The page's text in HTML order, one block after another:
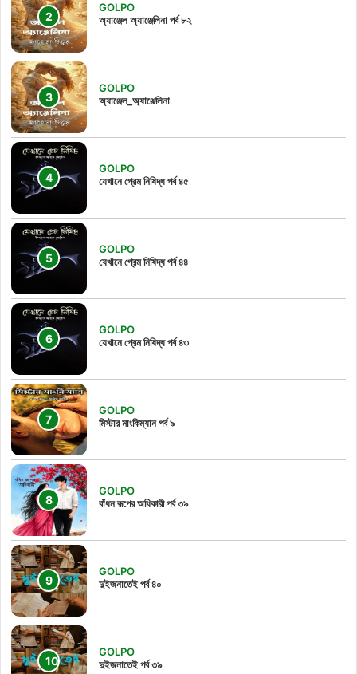
GOLPO
অ্যাঞ্জেল অ্যাঞ্জেলিনা পর্ব ৮২
GOLPO
অ্যাঞ্জেল_অ্যাঞ্জেলিনা
GOLPO
যেখানে প্রেম নিষিদ্ধ পর্ব ৪৫
GOLPO
যেখানে প্রেম নিষিদ্ধ পর্ব ৪৪
GOLPO
যেখানে প্রেম নিষিদ্ধ পর্ব ৪৩
GOLPO
মিস্টার মাংকিম্যান পর্ব ৯
GOLPO
বাঁধন রূপের অধিকারী পর্ব ৩৯
GOLPO
দুইজনাতেই পর্ব ৪০
GOLPO
দুইজনাতেই পর্ব ৩৯